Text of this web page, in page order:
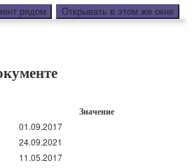
рядом Открывать в этом же окне
Значение
01.09.2017
24.09.2021
11.05.2017